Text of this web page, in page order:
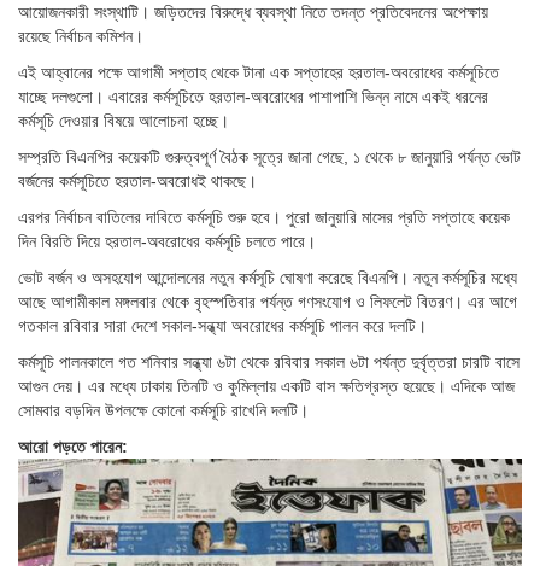
আয়োজনকারী সংস্থাটি। জড়িতদের বিরুদ্ধে ব্যবস্থা নিতে তদন্ত প্রতিবেদনের অপেক্ষায়
রয়েছে নির্বাচন কমিশন।
এই আহ্বানের পক্ষে আগামী সপ্তাহ থেকে টানা এক সপ্তাহের হরতাল-অবরোধের কর্মসূচিতে
যাচ্ছে দলগুলো। এবারের কর্মসূচিতে হরতাল-অবরোধের পাশাপাশি ভিন্ন নামে একই ধরনের
কর্মসূচি দেওয়ার বিষয়ে আলোচনা হচ্ছে।
সম্প্রতি বিএনপির কয়েকটি গুরুত্বপূর্ণ বৈঠক সূত্রে জানা গেছে, ১ থেকে ৮ জানুয়ারি পর্যন্ত ভোট
বর্জনের কর্মসূচিতে হরতাল-অবরোধই থাকছে।
এরপর নির্বাচন বাতিলের দাবিতে কর্মসূচি শুরু হবে। পুরো জানুয়ারি মাসের প্রতি সপ্তাহে কয়েক
দিন বিরতি দিয়ে হরতাল-অবরোধের কর্মসূচি চলতে পারে।
ভোট বর্জন ও অসহযোগ আন্দোলনের নতুন কর্মসূচি ঘোষণা করেছে বিএনপি। নতুন কর্মসূচির মধ্যে
আছে আগামীকাল মঙ্গলবার থেকে বৃহস্পতিবার পর্যন্ত গণসংযোগ ও লিফলেট বিতরণ। এর আগে
গতকাল রবিবার সারা দেশে সকাল-সন্ধ্যা অবরোধের কর্মসূচি পালন করে দলটি।
কর্মসূচি পালনকালে গত শনিবার সন্ধ্যা ৬টা থেকে রবিবার সকাল ৬টা পর্যন্ত দুর্বৃত্তরা চারটি বাসে
আগুন দেয়। এর মধ্যে ঢাকায় তিনটি ও কুমিল্লায় একটি বাস ক্ষতিগ্রস্ত হয়েছে। এদিকে আজ
সোমবার বড়দিন উপলক্ষে কোনো কর্মসূচি রাখেনি দলটি।
আরো পড়তে পারেন: